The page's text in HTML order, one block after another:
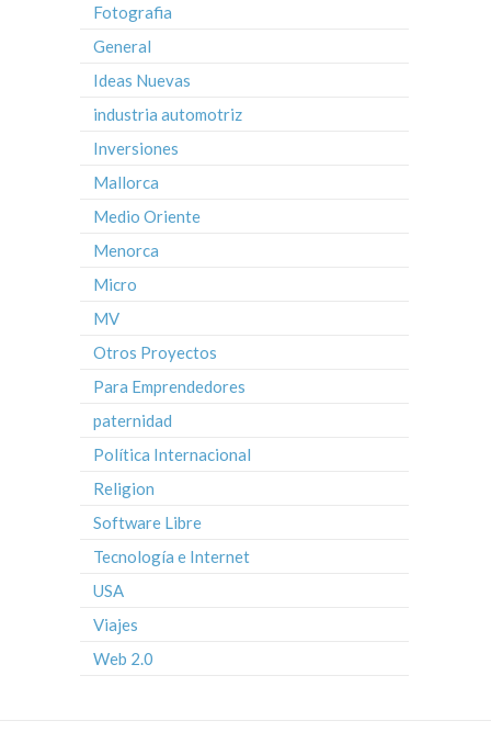
Fotografia
General
Ideas Nuevas
industria automotriz
Inversiones
Mallorca
Medio Oriente
Menorca
Micro
MV
Otros Proyectos
Para Emprendedores
paternidad
Política Internacional
Religion
Software Libre
Tecnología e Internet
USA
Viajes
Web 2.0